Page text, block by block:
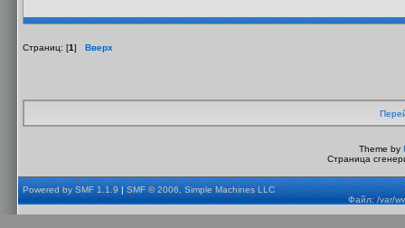
Страниц: [1] Вверх
Theme by
Страница
Powered by SMF 1.1.9|SMF © 2006, Simple Machines LLC
Файл: /var/